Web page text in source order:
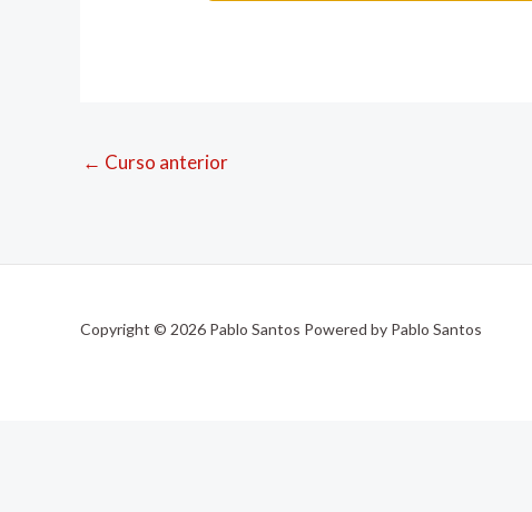
← Curso anterior
Copyright © 2026 Pablo Santos Powered by Pablo Santos